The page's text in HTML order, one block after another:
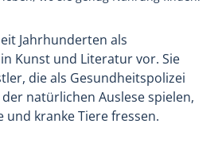
Jahrhunderten als
Kunst und Literatur vor. Sie
die als Gesundheitspolizei
natürlichen Auslese spielen,
und kranke Tiere fressen.